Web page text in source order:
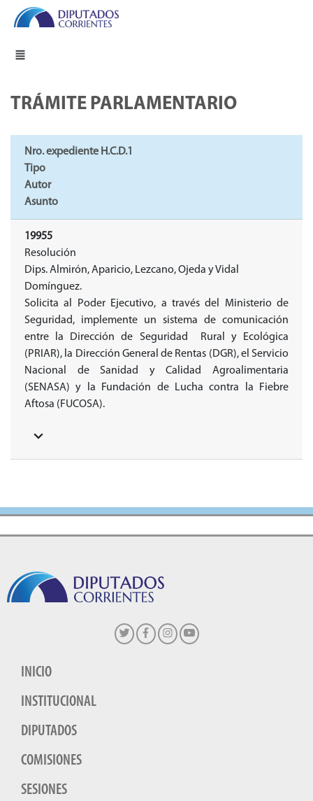
TRÁMITE PARLAMENTARIO
Nro. expediente H.C.D.1
Tipo
Autor
Asunto
19955
Resolución
Dips. Almirón, Aparicio, Lezcano, Ojeda y Vidal
Domínguez.
Solicita al Poder Ejecutivo, a través del Ministerio de
Seguridad, implemente un sistema de comunicación
entre la Dirección de Seguridad Rural y Ecológica
(PRIAR), la Dirección General de Rentas (DGR), el Servicio
Nacional de Sanidad y Calidad Agroalimentaria
(SENASA) y la Fundación de Lucha contra la Fiebre
Aftosa (FUCOSA).
INICIO
INSTITUCIONAL
DIPUTADOS
COMISIONES
SESIONES